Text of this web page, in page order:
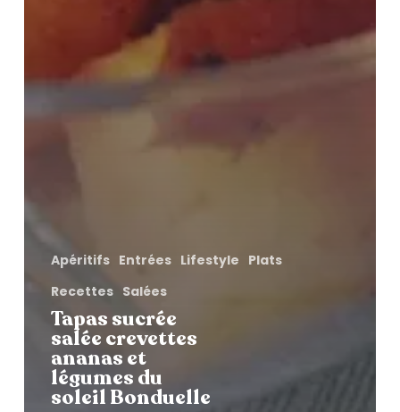
Apéritifs Entrées Lifestyle Plats
Recettes Salées
Tapas sucrée
salée crevettes
ananas et
légumes du
soleil Bonduelle